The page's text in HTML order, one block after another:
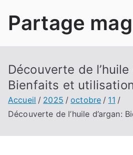
Partage
Découverte de l’huile
Bienfaits et
Accueil 2025 octobre
11
Découverte de l’huile d’argan: